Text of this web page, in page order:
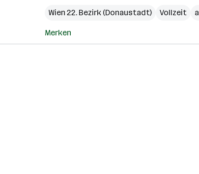
Wien 22. Bezirk (Donaustadt)
Vollzeit
Merken